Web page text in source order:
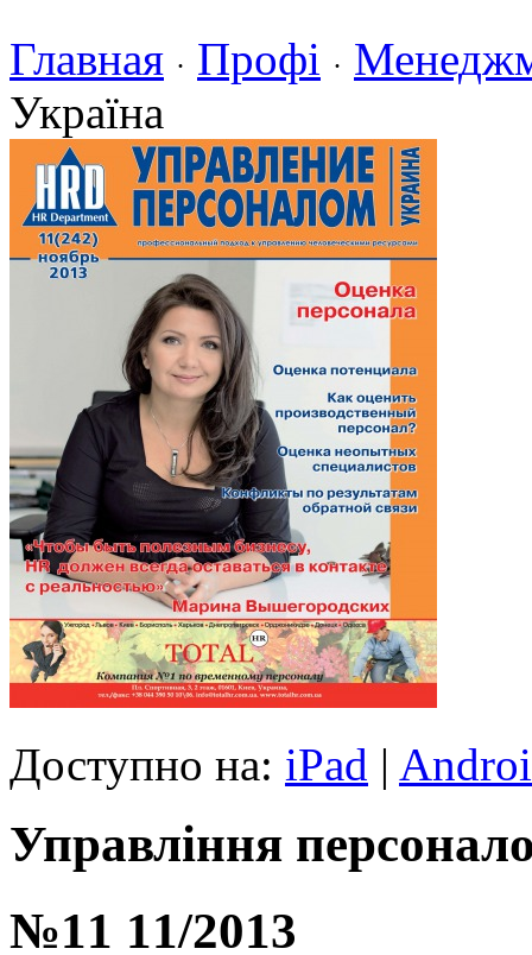
Главная · Профі ·
Україна
Доступно на: iPad |
Управління
№11 11/2013